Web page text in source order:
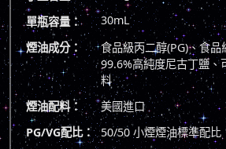
單瓶容量：
30mL
煙油成分：
食品級丙二醇(PG)、食品
99.6%高純度尼古丁鹽、
料
煙油配料：
美國進口
PG/VG配比：
50/50 小煙煙油標準配比